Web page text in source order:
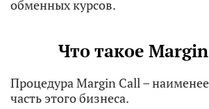
обменных курсов.
Что такое
Процедура Margin Call –
часть этого бизнеса.